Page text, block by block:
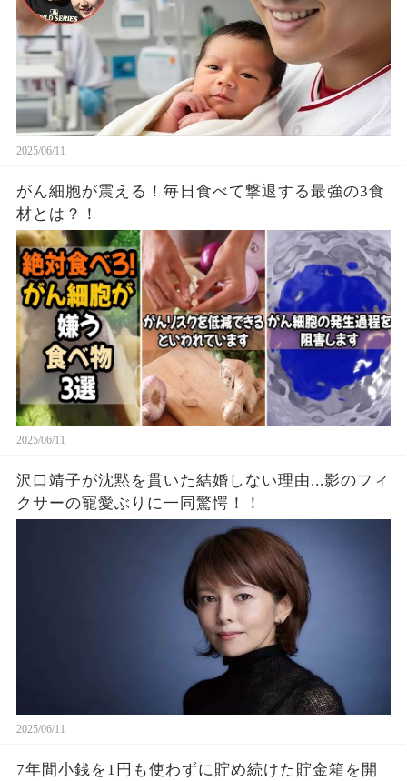
2025/06/11
がん細胞が震える！毎日食べて撃退する最強の3食
材とは？！
2025/06/11
沢口靖子が沈黙を貫いた結婚しない理由...影のフィ
クサーの寵愛ぶりに一同驚愕！！
2025/06/11
7年間小銭を1円も使わずに貯め続けた貯金箱を開